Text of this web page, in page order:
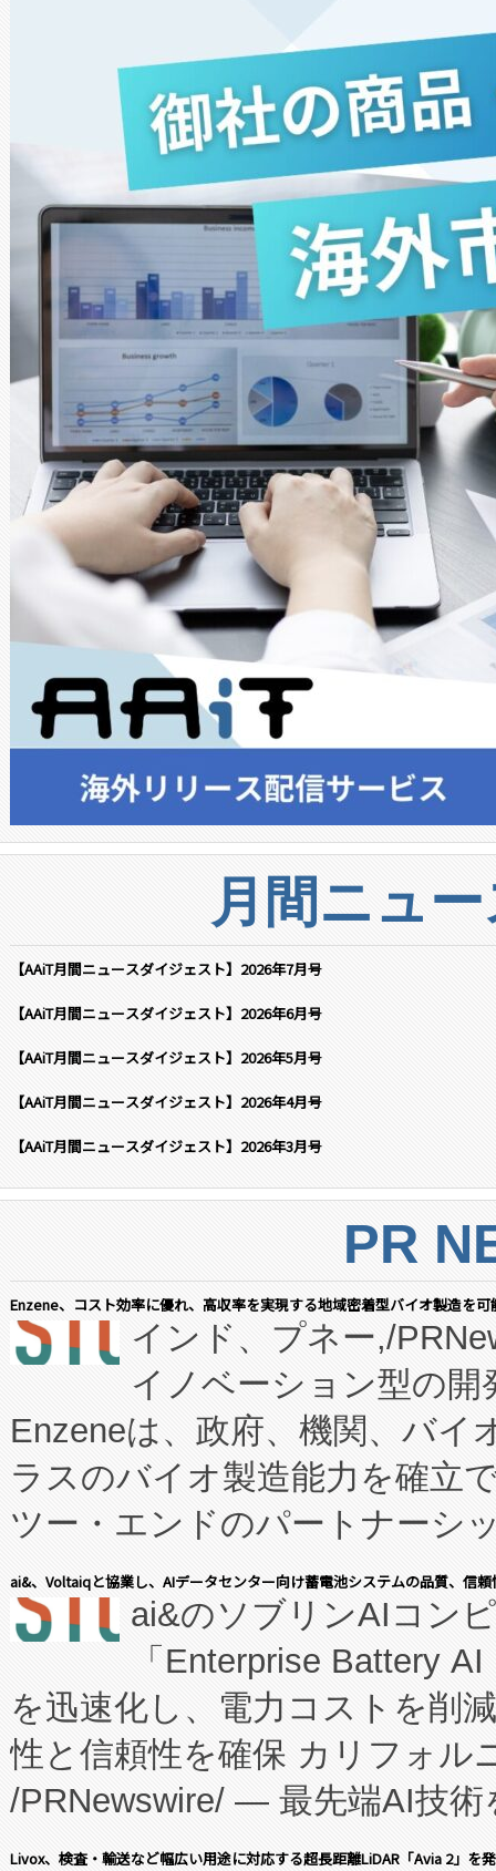
月間ニュ
【AAiT月間ニュースダイジェスト】2026年7月号
【AAiT月間ニュースダイジェスト】2026年6月号
【AAiT月間ニュースダイジェスト】2026年5月号
【AAiT月間ニュースダイジェスト】2026年4月号
【AAiT月間ニュースダイジェスト】2026年3月号
PR
Enzene、コスト効率に優れ、高収率を実現する地域密着型バイオ製造を
インド、プネー,/
イノベーション型の
Enzeneは、政府、機関、バイ
ラスのバイオ製造能力を確立
ツー・エンドのパートナーシ
表しました。 同社の実績ある
manufacturing™ (FCCM™) プ
たNeXは、バイオ医薬品製造
従来のフェッドバッチ施設の
に、患者やサプライチェーン
キー方式で拡張性が高く、持
す。FCCM‑を活用した現地生
ai&、Voltaiqと協業し、AIデータセンター向け蓄電池システムの品質、信
ai&のソブリンAIコン
「Enterprise Battery
を迅速化し、電力コストを削
性と信頼性を確保 カリフォル
/PRNewswire/ — 最先端AI技術
会社エーアイ・アンド：本社
Livox、検査・輸送など幅広い用途に対応する超長距離LiDAR「Avia 2」を